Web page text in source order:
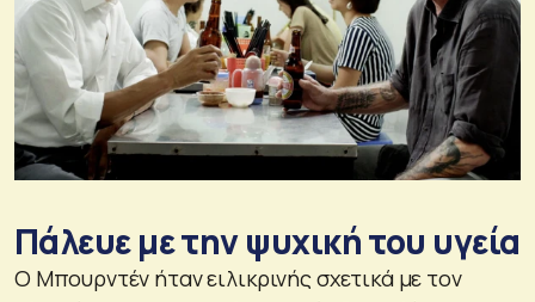
Πάλευε με την ψυχική του υγεία
Ο Μπουρντέν ήταν ειλικρινής σχετικά με τον